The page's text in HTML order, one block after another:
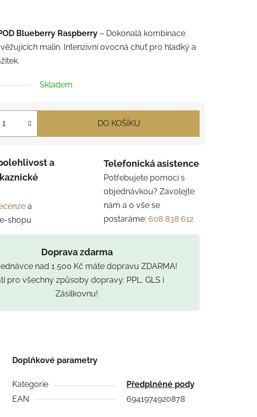
Blueberry Raspberry – Dokonalá kombinace
malin. Intenzivní ovocná chuť pro hladký a
Skladem
DO KOŠÍKU
a
a
shopu
Telefonická asistence
Potřebujete pomoci s
objednávkou? Zavolejte
nám a o vše se
postaráme: 608 838 612
Doprava zdarma
nad 1 500 Kč máte dopravu ZDARMA!
pro všechny způsoby dopravy: PPL, GLS i
Zásilkovnu!
Doplňkové parametry
Kategorie
Předplněné pody
EAN
6941974920878